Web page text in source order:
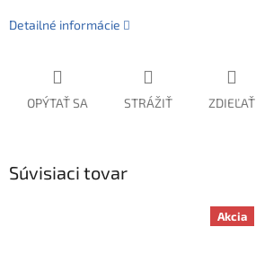
Detailné informácie
OPÝTAŤ SA STRÁŽIŤ ZDIEĽAŤ
Súvisiaci tovar
Akcia